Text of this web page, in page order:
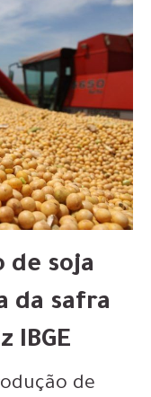
de soja
da safra
IBGE
de